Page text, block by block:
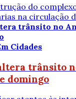
do
na circulação
Cidades
trânsito
domingo